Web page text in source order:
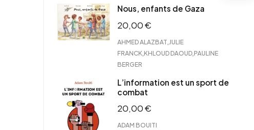
Nous, enfants de Gaza
20,00€
AHMED ALAZBAT JULIE
FRANCK KHLOUD DAOUD PAULINE
BERGER
L’information est un sport de
combat
20,00€
ADAM BOUITI